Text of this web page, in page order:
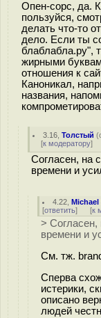
Опен-сорс, да.
пользуйся,
делать что-то
дело. Если ты
блаблабла.ру",
жирными
отношения к
Каноникал,
названия,
3.16 ,Толстый (
[к модератору]
Согласен, на
времени и
4.22 ,
[ответить] [к
> Согласен,
времени и
См. тж.
Сперва
истерики,
описано
людей